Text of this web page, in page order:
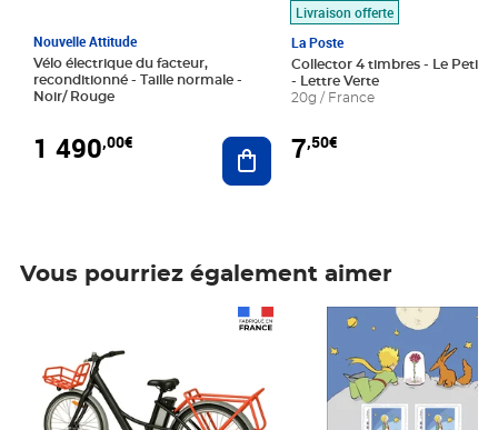
Nouvelle Attitude
Vélo électrique du facteur,
reconditionné - Taille normale -
Noir/ Rouge
1 490,00€ Ajouter au panier
Livraison offerte
La Poste
Collector 4 timbres - Le Petit
- Lettre Verte
20g / France
7,50€
Vous pourriez également aimer
Prix 7,50€